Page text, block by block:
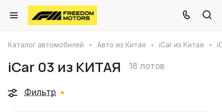
Каталог автомобилей Авто из Китая iCar из Китая
iCar 03 из КИТАЯ 18 лотов
Фильтр